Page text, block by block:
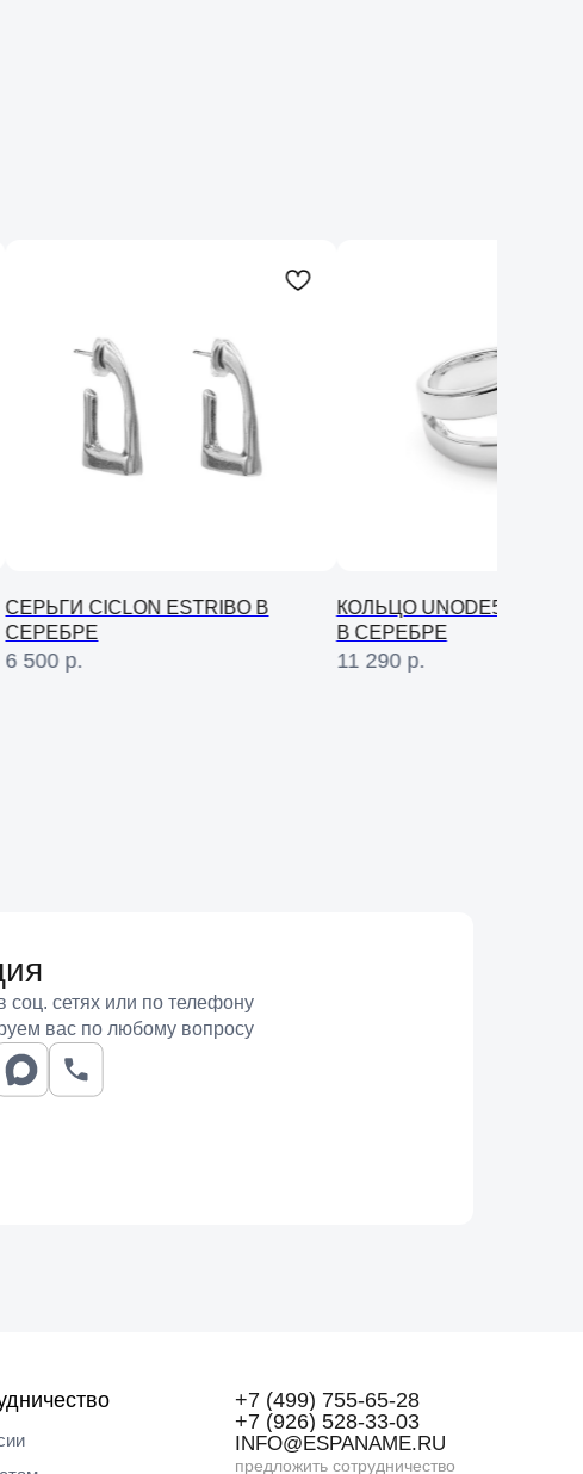
СЕРЬГИ CICLON ESTRIBO В
СЕРЕБРЕ
6 500 р.
КОЛЬЦО UNODE50 SER
В СЕРЕБРЕ
11 290 р.
соц. сетях или по телефону
вас по любому вопросу
+7 (499) 755-65-28
+7 (926) 528-33-03
INFO@ESPANAME.RU
предложить сотрудничество